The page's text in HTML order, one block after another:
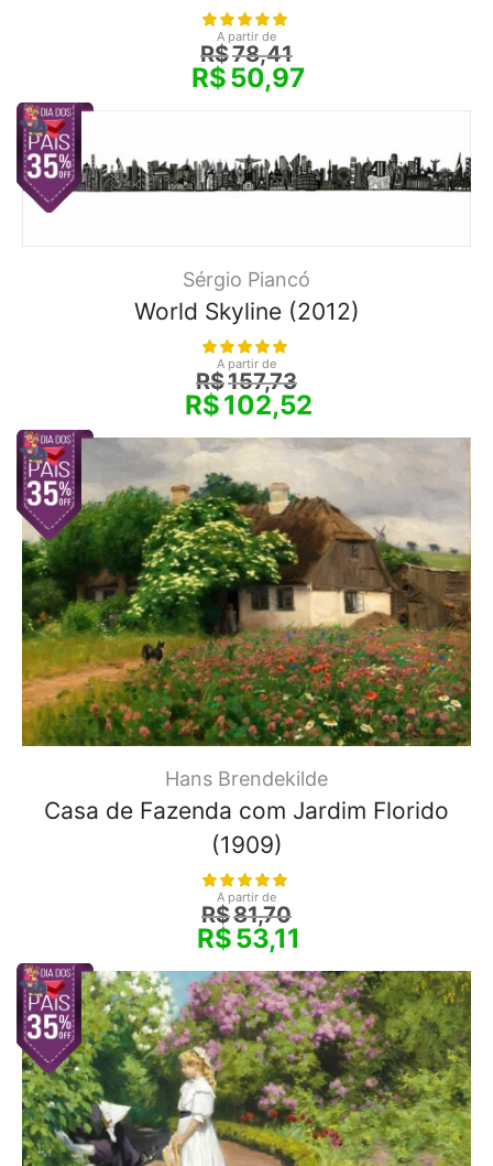
A partir de
R$78,41
R$50,97
Sérgio Piancó
World Skyline (2012)
A partir de
R$157,73
R$102,52
Hans Brendekilde
Casa de Fazenda com Jardim Florido
(1909)
A partir de
R$81,70
R$53,11